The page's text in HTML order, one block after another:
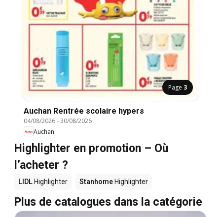
Page 3
Auchan Rentrée scolaire hypers
04/08/2026-30/08/2026
Auchan
Highlighter en promotion – Où
l’acheter ?
LIDL Highlighter Stanhome Highlighter
Plus de catalogues dans la catégorie